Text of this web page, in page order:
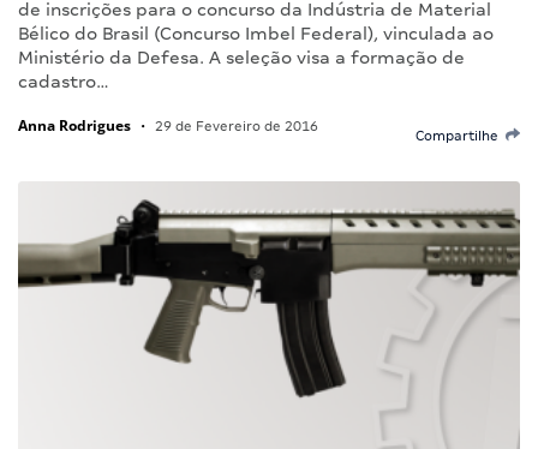
de inscrições para o concurso da Indústria de Material
Bélico do Brasil (Concurso Imbel Federal), vinculada ao
Ministério da Defesa. A seleção visa a formação de
cadastro…
Anna Rodrigues • 29 de Fevereiro de 2016
Compartilhe